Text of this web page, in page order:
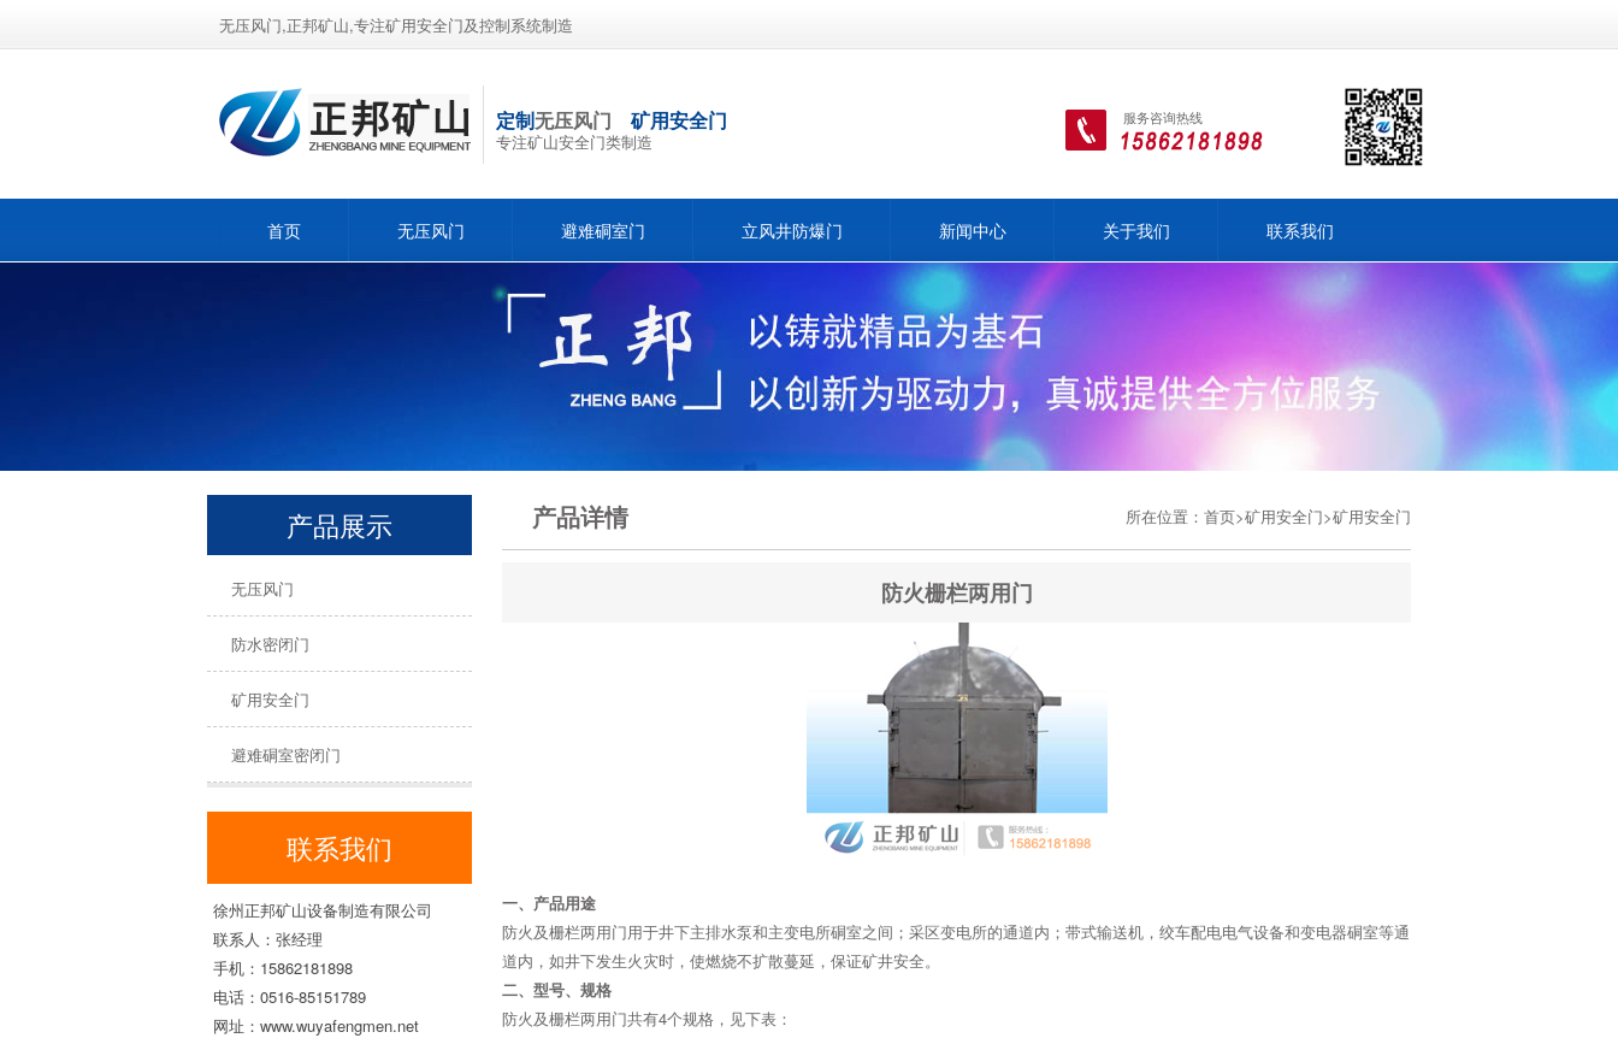
无压风门,正邦矿山,专注矿用安全门及控制系统制造
定制无压风门 矿用安全门
专注矿山安全门类制造
服务咨询热线
首页 无压风门 避难硐室门 立风井防爆门 新闻中心 关于我们 联系我们
产品展示
无压风门
防水密闭门
矿用安全门
避难硐室密闭门
联系我们
徐州正邦矿山设备制造有限公司
联系人：张经理
手机：15862181898
电话：0516-85151789
网址：www.wuyafengmen.net
所在位置： 首页>矿用安全门>矿用安全门
产品详情
防火栅栏两用门
一、产品用途
防火及栅栏两用门用于井下主排水泵和主变电所硐室之间；采区变电所的通道内；带式输送机，绞车配电电气设备和变电器硐室等通
道内，如井下发生火灾时，使燃烧不扩散蔓延，保证矿井安全。
二、型号、规格
防火及栅栏两用门共有4个规格，见下表：